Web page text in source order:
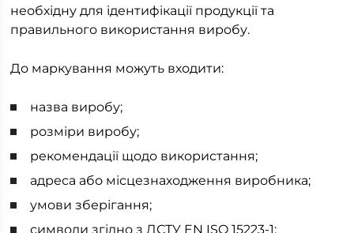
необхідну для ідентифікації продукції та
правильного використання виробу.
До маркування можуть входити:
назва виробу;
розміри виробу;
рекомендації щодо використання;
адреса або місцезнаходження виробника;
умови зберігання;
символи згідно з ДСТУ EN ISO 15223-1;